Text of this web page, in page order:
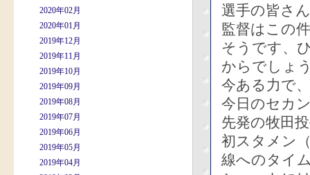
2020年02月
2020年01月
2019年12月
2019年11月
2019年10月
2019年09月
2019年08月
2019年07月
2019年06月
2019年05月
2019年04月
選手の皆さ
監督はこの
そうです、
からでしょ
今ある力で
今日のセカ
先発の牧田
初スタメン
線へのタイ